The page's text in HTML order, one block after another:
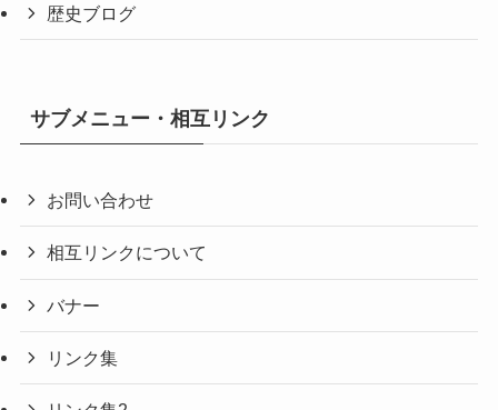
歴史ブログ
サブメニュー・相互リンク
お問い合わせ
相互リンクについて
バナー
リンク集